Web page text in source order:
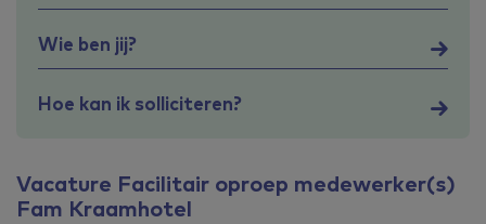
Wie ben jij?
Hoe kan ik solliciteren?
Vacature Facilitair oproep medewerker(s)
Fam Kraamhotel